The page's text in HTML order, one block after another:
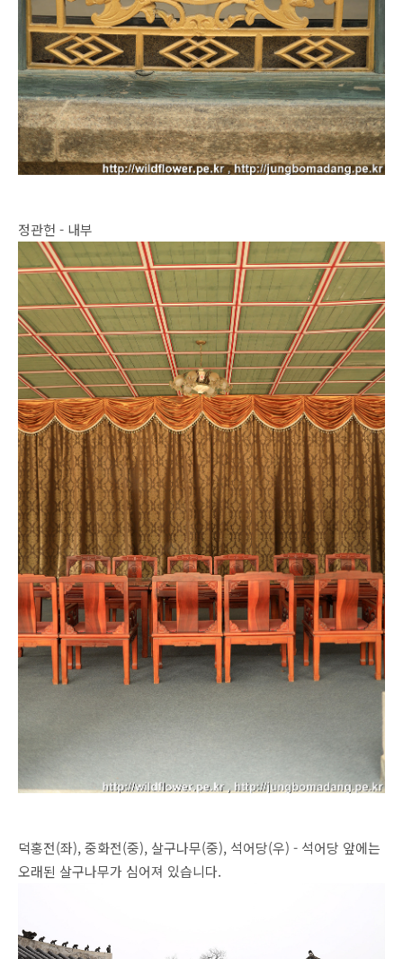
정관헌 - 내부
덕홍전(좌), 중화전(중), 살구나무(중), 석어당(우) - 석어당 앞에는
오래된 살구나무가 심어져 있습니다.